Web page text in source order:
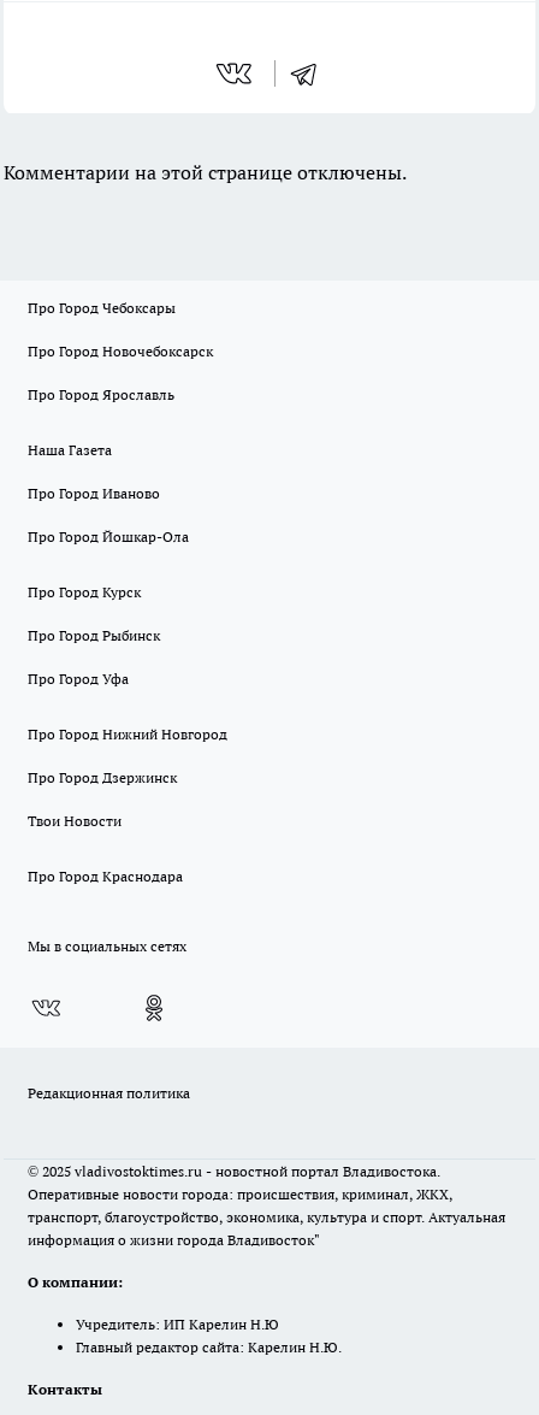
Комментарии на этой странице отключены.
Про Город Чебоксары
Про Город Новочебоксарск
Про Город Ярославль
Наша Газета
Про Город Иваново
Про Город Йошкар-Ола
Про Город Курск
Про Город Рыбинск
Про Город Уфа
Про Город Нижний Новгород
Про Город Дзержинск
Твои Новости
Про Город Краснодара
Мы в социальных сетях
Редакционная политика
© 2025 vladivostoktimes.ru - новостной портал Владивостока.
Оперативные новости города: происшествия, криминал, ЖКХ,
транспорт, благоустройство, экономика, культура и спорт. Актуальная
информация о жизни города Владивосток"
О компании:
Учредитель: ИП Карелин Н.Ю
Главный редактор сайта: Карелин Н.Ю.
Контакты